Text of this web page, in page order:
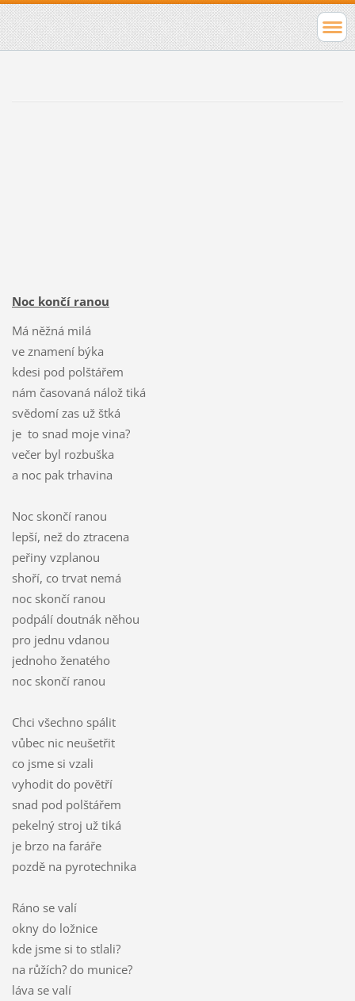
Noc končí ranou
Má něžná milá
ve znamení býka
kdesi pod polštářem
nám časovaná nálož tiká
svědomí zas už štká
je to snad moje vina?
večer byl rozbuška
a noc pak trhavina
Noc skončí ranou
lepší, než do ztracena
peřiny vzplanou
shoří, co trvat nemá
noc skončí ranou
podpálí doutnák něhou
pro jednu vdanou
jednoho ženatého
noc skončí ranou
Chci všechno spálit
vůbec nic neušetřit
co jsme si vzali
vyhodit do povětří
snad pod polštářem
pekelný stroj už tiká
je brzo na faráře
pozdě na pyrotechnika
Ráno se valí
okny do ložnice
kde jsme si to stlali?
na růžích? do munice?
láva se valí